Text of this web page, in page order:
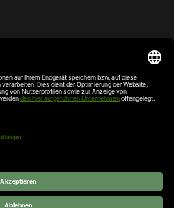
2022
„Rund ums Haus“
im erlebten Kundenservice
Gold-Rang (Türen, Tore & Antriebe)